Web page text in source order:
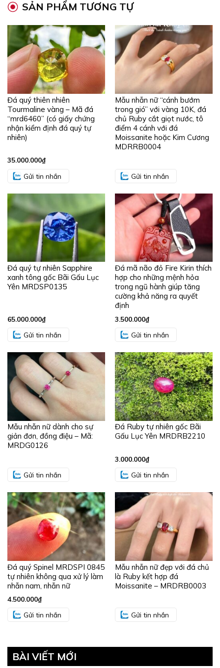
SẢN PHẨM TƯƠNG TỰ
Đá quý thiên nhiên
Tourmaline vàng – Mã đá
“mrd6460” (có giấy chứng
nhận kiểm định đá quý tự
nhiên)
35.000.000₫
Gửi tin nhắn
Mẫu nhẫn nữ “cánh bướm
trong gió” với vàng 10K, đá
chủ Ruby cắt giọt nước, tô
điểm 4 cánh với đá
Moissanite hoặc Kim Cương
MDRRB0004
Gửi tin nhắn
Đá quý tự nhiên Sapphire
xanh tông gốc Bãi Gấu Lục
Yên MRDSP0135
65.000.000₫
Gửi tin nhắn
Đá mã não đỏ Fire Kirin thích
hợp cho những mệnh hỏa
trong ngũ hành giúp tăng
cường khả năng ra quyết
định
3.500.000₫
Gửi tin nhắn
Mẫu nhẫn nữ dành cho sự
giản đơn, đồng điệu – Mã:
MRDG0126
Gửi tin nhắn
Đá Ruby tự nhiên gốc Bãi
Gấu Lục Yên MRDRB2210
3.000.000₫
Gửi tin nhắn
Đá quý Spinel MRDSPI 0845
tự nhiên không qua xử lý làm
nhẫn nam, nhẫn nữ
4.500.000₫
Gửi tin nhắn
Mẫu nhẫn nữ đẹp với đá chủ
là Ruby kết hợp đá
Moissanite – MRDRB0003
Gửi tin nhắn
BÀI VIẾT MỚI